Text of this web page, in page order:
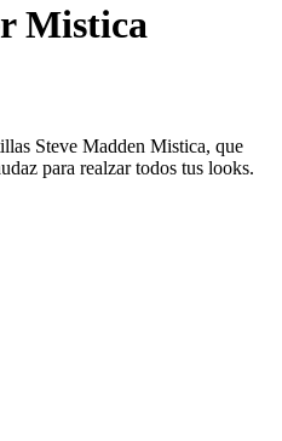
Mistica
Steve Madden Mistica, que
para realzar todos tus looks.